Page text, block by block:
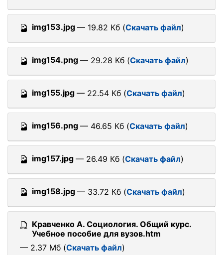
img153.jpg — 19.82 Кб (Скачать файл)
img154.png — 29.28 Кб (Скачать файл)
img155.jpg — 22.54 Кб (Скачать файл)
img156.png — 46.65 Кб (Скачать файл)
img157.jpg — 26.49 Кб (Скачать файл)
img158.jpg — 33.72 Кб (Скачать файл)
Кравченко А. Социология. Общий курс.
Учебное пособие для вузов.htm
— 2.37 Мб (Скачать файл)